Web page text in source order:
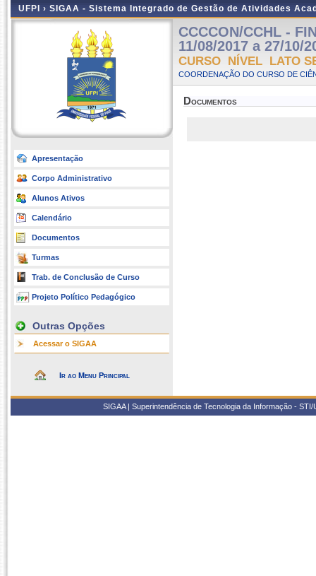
UFPI › SIGAA - Sistema Integrado de Gestão de Atividades
Apresentação
Corpo Administrativo
Alunos Ativos
Calendário
Documentos
Turmas
Trab. de Conclusão de Curso
Projeto Político Pedagógico
Outras Opções
Acessar o SIGAA
Ir ao Menu Principal
CCCCON/CCHL -
11/08/2017 a 27/10/
CURSO NÍVEL LATO
COORDENAÇÃO DO CURSO DE
Documentos
SIGAA | Superintendência de Tecnologia da Informação -